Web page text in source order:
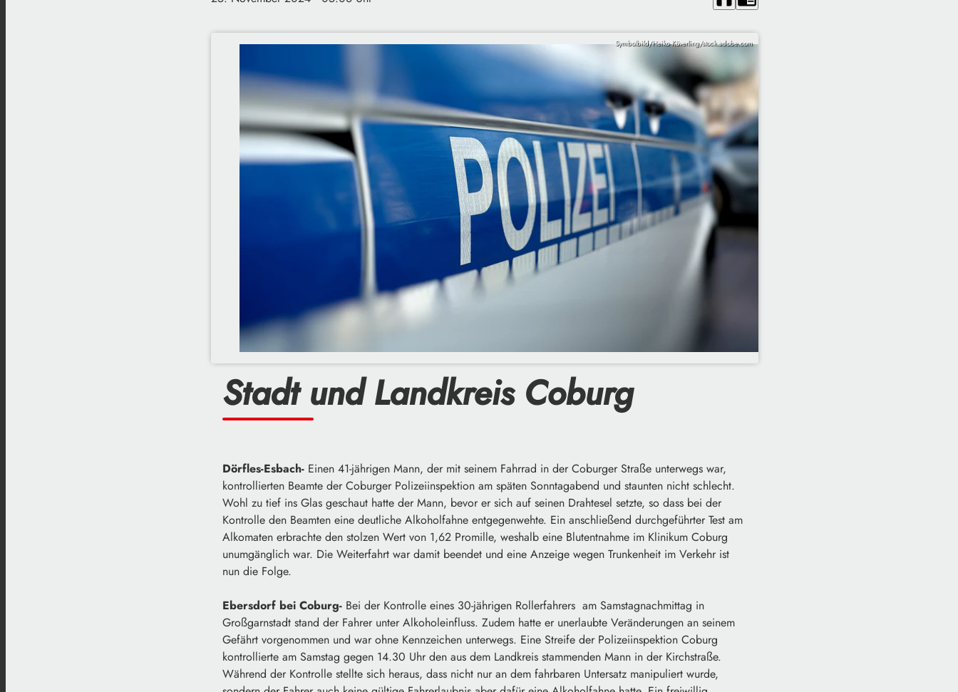
Symbolbild/Heiko Küverling/stock.adobe.com
Stadt und Landkreis Coburg
Dörfles-Esbach- Einen 41-jährigen Mann, der mit seinem Fahrrad in der Coburger Straße unterwegs war,
kontrollierten Beamte der Coburger Polizeiinspektion am späten Sonntagabend und staunten nicht schlecht.
Wohl zu tief ins Glas geschaut hatte der Mann, bevor er sich auf seinen Drahtesel setzte, so dass bei der
Kontrolle den Beamten eine deutliche Alkoholfahne entgegenwehte. Ein anschließend durchgeführter Test am
Alkomaten erbrachte den stolzen Wert von 1,62 Promille, weshalb eine Blutentnahme im Klinikum Coburg
unumgänglich war. Die Weiterfahrt war damit beendet und eine Anzeige wegen Trunkenheit im Verkehr ist
nun die Folge.
Ebersdorf bei Coburg- Bei der Kontrolle eines 30-jährigen Rollerfahrers am Samstagnachmittag in
Großgarnstadt stand der Fahrer unter Alkoholeinfluss. Zudem hatte er unerlaubte Veränderungen an seinem
Gefährt vorgenommen und war ohne Kennzeichen unterwegs. Eine Streife der Polizeiinspektion Coburg
kontrollierte am Samstag gegen 14.30 Uhr den aus dem Landkreis stammenden Mann in der Kirchstraße.
Während der Kontrolle stellte sich heraus, dass nicht nur an dem fahrbaren Untersatz manipuliert wurde,